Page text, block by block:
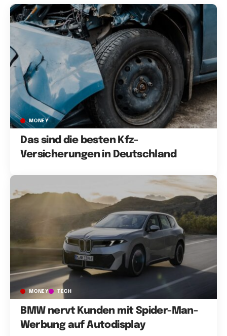
MONEY
Das sind die besten Kfz-
Versicherungen in Deutschland
MONEY TECH
BMW nervt Kunden mit Spider-Man-
Werbung auf Autodisplay